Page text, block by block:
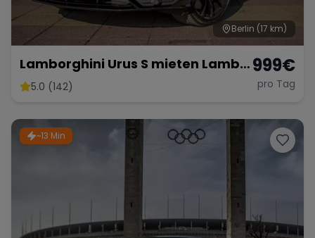
Berlin (17 km)
Lamborghini Urus S mieten Lambo
SUV Sportwagen Hochzeitsauto
5.0 (142)
999€
pro Tag
~13 Min